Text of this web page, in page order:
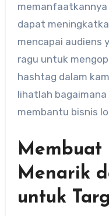
memanfaatkannya
dapat
mencapai audiens
ragu untuk
hashtag dalam
lihatlah
membantu bisnis
Membuat
Menarik
untuk